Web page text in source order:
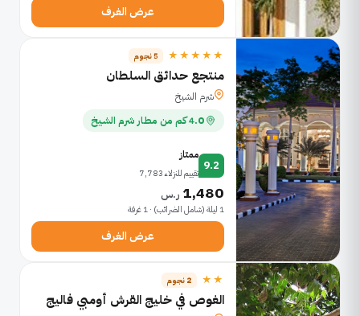
عرض الغرف
★★★★★ 5 نجوم
منتجع حدائق السلطان
شرم الشيخ
4.0 كم من مطار شرم الشيخ
9.2
ممتاز
تقييم للنزلاء 7,783
1,480 ر.س
1 ليلة (شامل الضرائب) · 1 غرفة
عرض الغرف
★★ 2 نجوم
الغوص في خليج القرش أومبي فاليج